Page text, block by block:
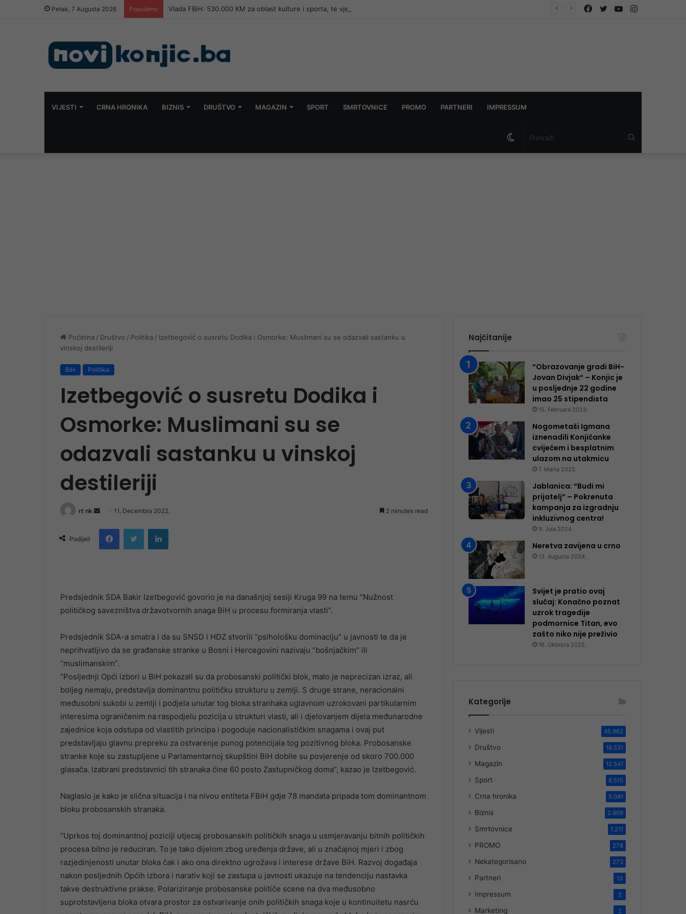
Petak, 7 Augusta 2026 Popularno Vlada FBiH: 530.000 KM za oblast kulture i sporta, te vjerske institucije Instagram
YouTube
Twitter
Facebook
VIJESTI CRNA HRONIKA BIZNIS DRUŠTVO MAGAZIN SPORT SMRTOVNICE PROMO PARTNERI IMPRESSUM
Switch
Početna / Društvo / Politika / Izetbegović o susretu Dodika i Osmorke: Muslimani su se odazvali sastanku u
vinskoj destileriji
BiH Politika
Izetbegović o susretu Dodika i
Osmorke: Muslimani su se
odazvali sastanku u vinskoj
destileriji
rt nk
Send
email
11. Decembra 2022. 2 minutes read
Podijeli
FacebookTwitter LinkedIn
Predsjednik SDA Bakir Izetbegović govorio je na današnjoj sesiji Kruga 99 na temu “Nužnost
političkog savezništva državotvornih snaga BiH u procesu formiranja vlasti”.
Predsjednik SDA-a smatra i da su SNSD i HDZ stvorili “psihološku dominaciju” u javnosti te da je
neprihvatljivo da se građanske stranke u Bosni i Hercegovini nazivaju “bošnjačkim” ili
“muslimanskim”.
“Posljednji Opći izbori u BiH pokazali su da probosanski politički blok, malo je neprecizan izraz, ali
boljeg nemaju, predstavlja dominantnu političku strukturu u zemlji. S druge strane, neracionalni
međusobni sukobi u zemlji i podjela unutar tog bloka stranhaka uglavnom uzrokovani partikularnim
interesima ograničenim na raspodjelu pozicija u strukturi vlasti, ali i djelovanjem dijela međunarodne
zajednice koja odstupa od vlastitih principa i pogoduje nacionalističkim snagama i ovaj put
predstavljaju glavnu prepreku za ostvarenje punog potencijala tog pozitivnog bloka. Probosanske
stranke koje su zastupljene u Parlamentarnoj skupštini BiH dobile su povjerenje od skoro 700.000
glasača. Izabrani predstavnici tih stranaka čine 60 posto Zastupničkog doma”, kazao je Izetbegović.
Naglasio je kako je slična situacija i na nivou entiteta FBiH gdje 78 mandata pripada tom dominantnom
bloku probosanskih stranaka.
“Uprkos toj dominantnoj poziciji utjecaj probosanskih političkih snaga u usmjeravanju bitnih političkih
procesa bitno je reduciran. To je tako dijelom zbog uređenja države, ali u značajnoj mjeri i zbog
razjedinjenosti unutar bloka čak i ako ona direktno ugrožava i interese države BiH. Razvoj događaja
nakon posljednih Općih izbora i narativ koji se zastupa u javnosti ukazuje na tendenciju nastavka
takve destruktivne prakse. Polariziranje probosanske političe scene na dva međusobno
suprotstavljena bloka otvara prostor za ostvarivanje onih političkih snaga koje u kontinuitetu nasrću
Najčitanije
“Obrazovanje gradi BiH-
Jovan Divjak“ – Konjic je
u posljednje 22 godine
imao 25 ​​stipendista
15. Februara 2023.
Nogometaši Igmana
iznenadili Konjičanke
cvijećem i besplatnim
ulazom na utakmicu
7. Marta 2025.
Jablanica: “Budi mi
prijatelj” – Pokrenuta
kampanja za izgradnju
inkluzivnog centra!
9. Jula 2024.
Neretva zavijena u crno
13. Augusta 2024.
Svijet je pratio ovaj
slučaj: Konačno poznat
uzrok tragedije
podmornice Titan, evo
zašto niko nije preživio
16. Oktobra 2025.
Kategorije
Vijesti 45.962
Društvo 18.531
Magazin 12.541
Sport 8.515
Crna hronika 5.041
Biznis 2.909
Smrtovnice 1.211
PROMO 278
Nekategorisano 273
Partneri 13
Impressum 2
Marketing 2